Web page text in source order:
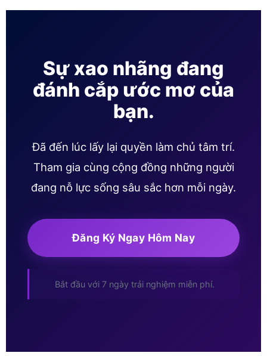
Sự xao nhãng đang
đánh cắp ước mơ của
bạn.
Đã đến lúc lấy lại quyền làm chủ tâm trí.
Tham gia cùng cộng đồng những người
đang nỗ lực sống sâu sắc hơn mỗi ngày.
Đăng Ký Ngay Hôm Nay
Bắt đầu với 7 ngày trải nghiệm miễn phí.